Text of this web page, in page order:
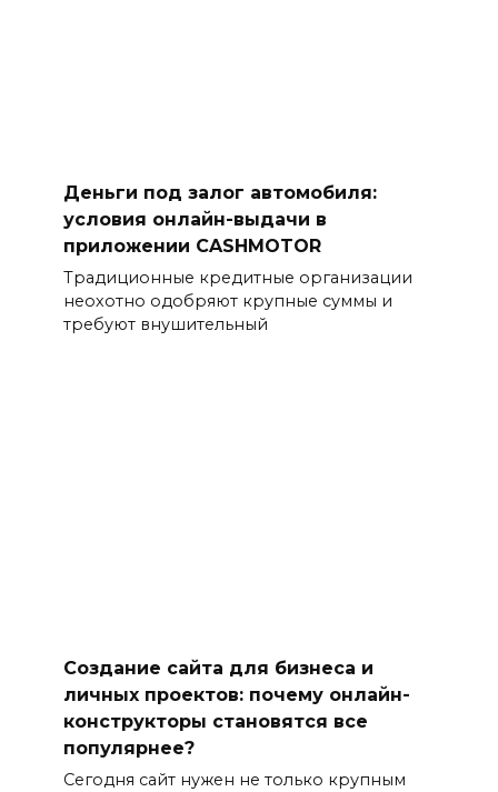
Деньги под залог автомобиля:
условия онлайн-выдачи в
приложении CASHMOTOR
Традиционные кредитные организации
неохотно одобряют крупные суммы и
требуют внушительный
Создание сайта для бизнеса и
личных проектов: почему онлайн-
конструкторы становятся все
популярнее?
Сегодня сайт нужен не только крупным